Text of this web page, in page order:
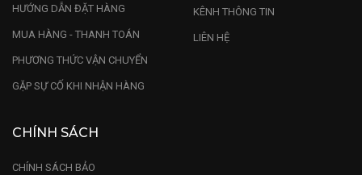
HƯỚNG DẪN ĐẶT HÀNG
MUA HÀNG - THANH TOÁN
PHƯƠNG THỨC VẬN CHUYỂN
GẶP SỰ CỐ KHI NHẬN HÀNG
KÊNH THÔNG TIN
LIÊN HỆ
CHÍNH SÁCH
CHÍNH SÁCH BẢO